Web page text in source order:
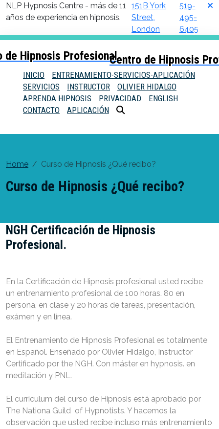
NLP Hypnosis Centre - más de 11
años de experiencia en hipnosis.
151B York
Street,
London
519-
495-
6405
Centro de Hipnosis
INICIO
ENTRENAMIENTO-SERVICIOS-APLICACIÓN
SERVICIOS
INSTRUCTOR
OLIVIER HIDALGO
APRENDA HIPNOSIS
PRIVACIDAD
ENGLISH
CONTACTO
APLICACIÓN
Home Curso de Hipnosis ¿Qué recibo?
Curso de Hipnosis ¿Qué recibo?
NGH Certificación de Hipnosis
Profesional.
En la Certificación de Hipnosis profesional usted recibe
un entrenamiento profesional de 100 horas. 80 en
persona, en clase y 20 horas de tareas, presentación,
exámen y en línea.
El Entrenamiento de Hipnosis Profesional es totalmente
en Español. Enseñado por Olivier Hidalgo, Instructor
Certificado por the NGH. Con máster en hypnosis. en
meditación y PNL.
El curriculum del curso de Hipnosis está aprobado por
The Nationa Guild of Hypnotists. Y hacemos la
observación que usted recibe incluso más entrenamiento